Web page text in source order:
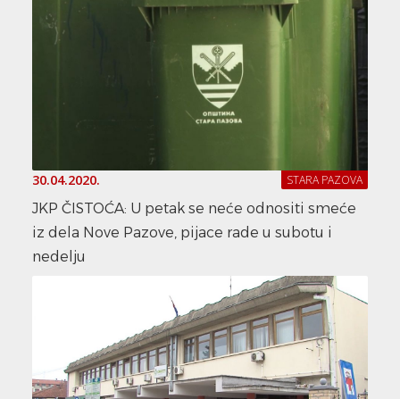
30.04.2020. STARA PAZOVA
JKP ČISTOĆA: U petak se neće odnositi smeće
iz dela Nove Pazove, pijace rade u subotu i
nedelju